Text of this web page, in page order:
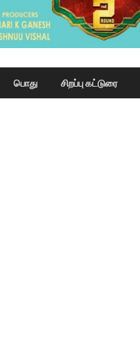
பொது சிறப்பு கட்டுரை